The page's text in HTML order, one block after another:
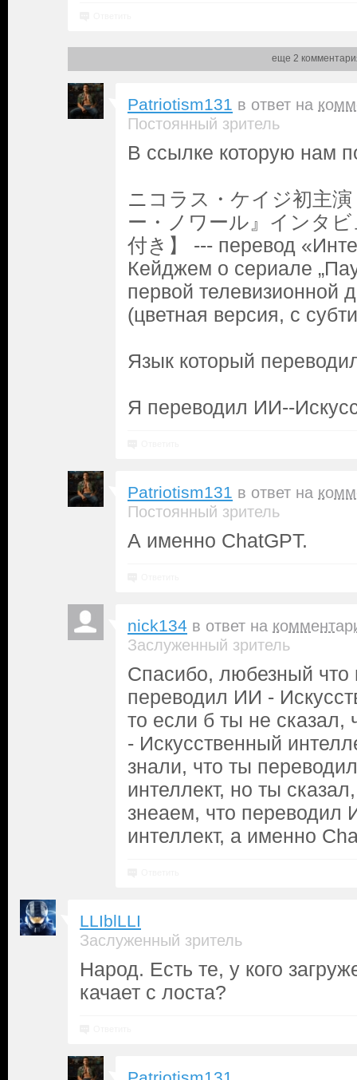
еще 2
Patriotism131 в ответ на
Постоянный зритель
В ссылке которую нам
ニコラス・ケイジ初主
ー・ノワール』インタ
付き】 --- перевод
Кейджем о сериале
первой телевизионной
(цветная версия, с
Язык который
Я переводил ИИ--
Patriotism131 в ответ на
Постоянный зритель
А именно ChatGPT.
nick134 в ответ на
Заслуженный зритель
Спасибо, любезный что
переводил ИИ -
то если б ты не
- Искусственный
знали, что ты
интеллект, но ты
знеаем, что переводил
интеллект, а именно
LLIblLLI
Заслуженный зритель
Народ. Есть те, у кого
качает с лоста?